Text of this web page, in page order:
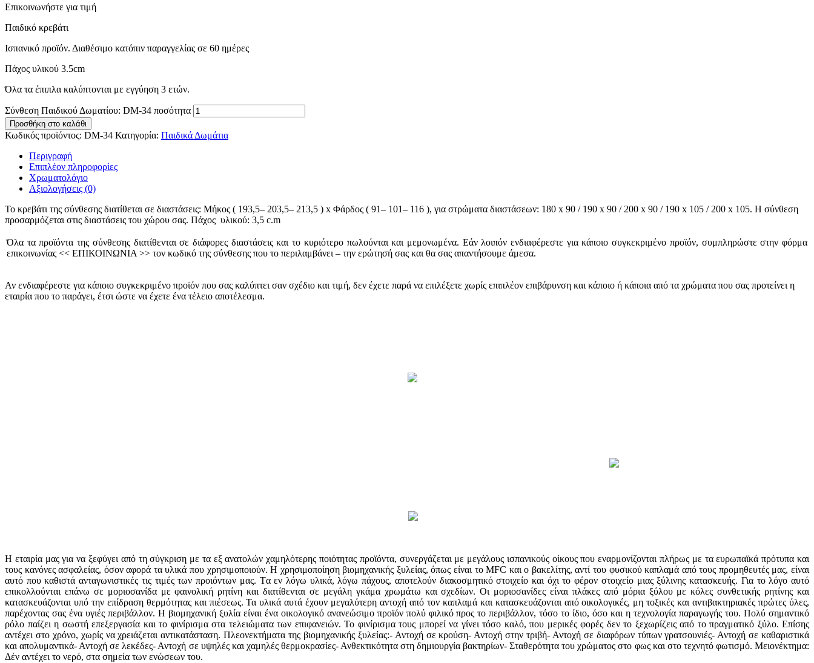
Επικοινωνήστε για τιμή
Παιδικό κρεβάτι
Ισπανικό προϊόν. Διαθέσιμο κατόπιν παραγγελίας
Πάχος υλικού 3.5cm
Όλα τα έπιπλα καλύπτονται με εγγύηση 3 ετών.
Σύνθεση Παιδικού Δωματίου: DM-34 ποσότητα
Προσθήκη στο καλάθι
Κωδικός προϊόντος: DM-34 Κατηγορία: Παιδικά Δωμάτια
Περιγραφή
Επιπλέον πληροφορίες
Χρωματολόγιο
Αξιολογήσεις (0)
Το κρεβάτι της σύνθεσης διατίθεται σε διαστάσεις: Μήκος ( 193,5– 203,5– 213,5 ) x Φάρδος ( 91– 101– 116 ), για στρώματα διαστάσεων: 180 x 90 / 190 x 90 / 200 x 90 / 190 x 105 / 200 x 105. Η σύνθεση
προσαρμόζεται στις διαστάσεις του χώρου σας. Πάχος υλικού: 3,5 c.m
Όλα τα προϊόντα της σύνθεσης διατίθενται σε διάφορες διαστάσεις και το κυριότερο πωλούνται και μεμονωμένα. Εάν λοιπόν ενδιαφέρεστε για κάποιο συγκεκριμένο προϊόν, συμπληρώστε στην φόρμα
επικοινωνίας << ΕΠΙΚΟΙΝΩΝΙΑ >> τον κωδικό της σύνθεσης που το περιλαμβάνει – την ερώτησή σας και θα σας απαντήσουμε άμεσα.
Αν ενδιαφέρεστε για κάποιο συγκεκριμένο προϊόν που σας καλύπτει σαν σχέδιο και τιμή, δεν έχετε παρά να επιλέξετε χωρίς επιπλέον επιβάρυνση και κάποιο ή κάποια από τα χρώματα που σας προτείνει η
εταιρία που το παράγει, έτσι ώστε να έχετε ένα τέλειο αποτέλεσμα.
Η εταιρία μας για να ξεφύγει από τη σύγκριση με τα εξ ανατολών χαμηλότερης ποιότητας προϊόντα, συνεργάζεται με μεγάλους ισπανικούς οίκους που εναρμονίζονται πλήρως με τα ευρωπαϊκά πρότυπα και
τους κανόνες ασφαλείας, όσον αφορά τα υλικά που χρησιμοποιούν. Η χρησιμοποίηση βιομηχανικής ξυλείας, όπως είναι το MFC και ο βακελίτης, αντί του φυσικού καπλαμά από τους προμηθευτές μας, είναι
αυτό που καθιστά ανταγωνιστικές τις τιμές των προιόντων μας. Tα εν λόγω υλικά, λόγω πάχους, αποτελούν διακοσμητικό στοιχείο και όχι το φέρον στοιχείο μιας ξύλινης κατασκευής. Για το λόγο αυτό
επικολλούνται επάνω σε μοριοσανίδα με φαινολική ρητίνη και διατίθενται σε μεγάλη γκάμα χρωμάτω και σχεδίων. Οι μοριοσανίδες είναι πλάκες από μόρια ξύλου με κόλες συνθετικής ρητίνης και
κατασκευάζονται υπό την επίδραση θερμότητας και πιέσεως. Τα υλικά αυτά έχουν μεγαλύτερη αντοχή από τον καπλαμά και κατασκευάζονται από οικολογικές, μη τοξικές και αντιβακτηριακές πρώτες ύλες,
παρέχοντας σας ένα υγιές περιβάλλον. Η βιομηχανική ξυλία είναι ένα οικολογικό ανανεώσιμο προϊόν πολύ φιλικό προς το περιβάλλον, τόσο το ίδιο, όσο και η τεχνολογία παραγωγής του. Πολύ σημαντικό
ρόλο παίζει η σωστή επεξεργασία και το φινίρισμα στα τελειώματα των επιφανειών. Το φινίρισμα τους μπορεί να γίνει τόσο καλό, που μερικές φορές δεν το ξεχωρίζεις από το πραγματικό ξύλο. Επίσης
αντέχει στο χρόνο, χωρίς να χρειάζεται αντικατάσταση. Πλεονεκτήματα της βιομηχανικής ξυλείας:- Αντοχή σε κρούση- Αντοχή στην τριβή- Αντοχή σε διαφόρων τύπων γρατσουνιές- Αντοχή σε καθαριστικά
και απολυμαντικά- Αντοχή σε λεκέδες- Αντοχή σε υψηλές και χαμηλές θερμοκρασίες- Ανθεκτικότητα στη δημιουργία βακτηρίων- Σταθερότητα του χρώματος στο φως και στο τεχνητό φωτισμό. Μειονέκτημα:
Δέν αντέχει το νερό, στα σημεία των ενώσεων του.